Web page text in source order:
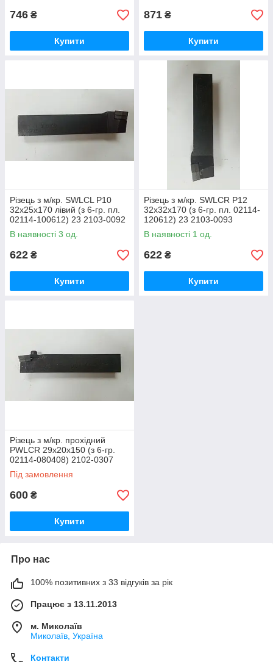
746 ₴
Купити
871 ₴
Купити
Різець з м/кр. SWLCL P10
32х25х170 лівий (з 6-гр. пл.
02114-100612) 23 2103-0092
(СРСР)
В наявності 3 од.
622 ₴
Купити
Різець з м/кр. SWLCR P12
32х32х170 (з 6-гр. пл. 02114-
120612) 23 2103-0093
В наявності 1 од.
622 ₴
Купити
Різець з м/кр. прохідний
РWLCR 29х20х150 (з 6-гр.
02114-080408) 2102-0307
(СРСР)
Під замовлення
600 ₴
Купити
Про нас
100% позитивних з 33 відгуків за рік
Працює з 13.11.2013
м. Миколаїв
Миколаїв, Україна
Контакти